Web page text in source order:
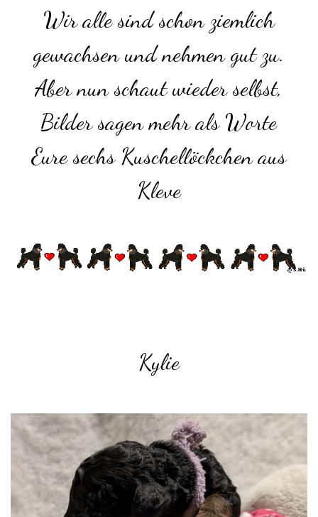
Wir alle sind schon ziemlich
gewachsen und nehmen gut zu.
Aber nun schaut wieder selbst,
Bilder sagen mehr als Worte
Eure sechs Kuschellöckchen aus
Kleve
Kylie